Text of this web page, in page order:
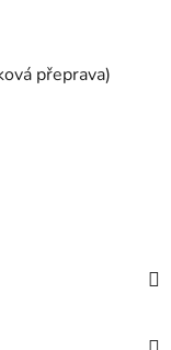
přeprava)